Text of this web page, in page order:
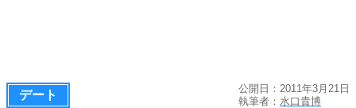
デート
公開日：2011年3月21日
執筆者： 水口貴博